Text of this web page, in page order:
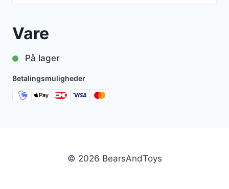
Vare
På lager
Betalingsmuligheder
© 2026 BearsAndToys